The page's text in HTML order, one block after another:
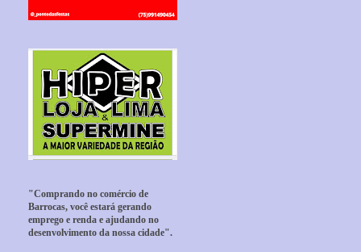
"Comprando no comércio de
Barrocas, você estará gerando
emprego e renda e ajudando no
desenvolvimento da nossa cidade".